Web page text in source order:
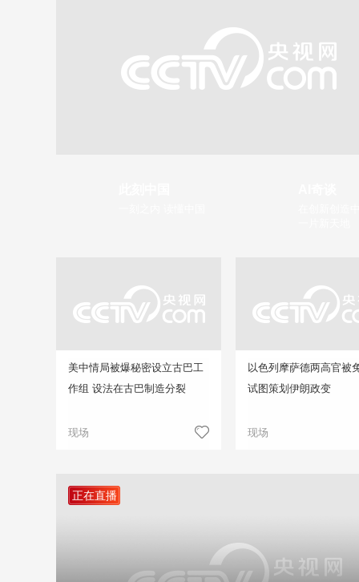
美中情局被爆秘密设立古巴工
作组 设法在古巴制造分裂
现场
以色列摩萨德两高官被
试图策划伊朗政变
现场
正在直播